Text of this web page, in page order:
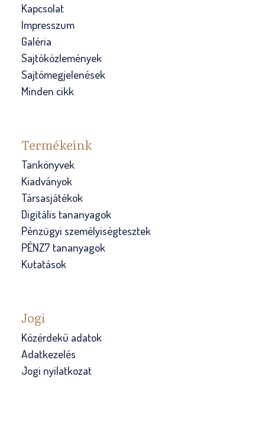
Kapcsolat
Impresszum
Galéria
Sajtóközlemények
Sajtómegjelenések
Minden cikk
Termékeink
Tankönyvek
Kiadványok
Társasjátékok
Digitális tananyagok
Pénzügyi személyiségtesztek
PÉNZ7 tananyagok
Kutatások
Jogi
Közérdekű adatok
Adatkezelés
Jogi nyilatkozat